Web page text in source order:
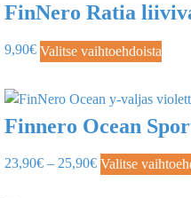
FinNero Ratia
9,90€ Valitse vaihtoehdoista
Finnero Ocean
23,90€ – 25,90€ Valitse